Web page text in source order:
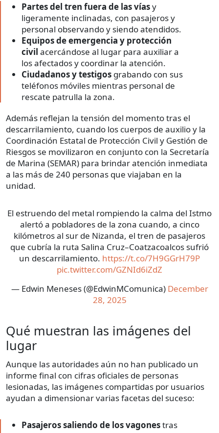
Partes del tren fuera de las víasy
ligeramente inclinadas, con pasajeros y
personal observando y siendo atendidos.
Equipos de emergencia y protección
civil acercándose al lugar para auxiliar a
los afectados y coordinar la atención.
Ciudadanos y testigos grabando con sus
teléfonos móviles mientras personal de
rescate patrulla la zona.
Además reflejan la tensión del momento tras el
descarrilamiento, cuando los cuerpos de auxilio y la
Coordinación Estatal de Protección Civil y Gestión de
Riesgos se movilizaron en conjunto con la Secretaría
de Marina (SEMAR) para brindar atención inmediata
a las más de 240 personas que viajaban en la
unidad.
El estruendo del metal rompiendo la calma del Istmo
alertó a pobladores de la zona cuando, a cinco
kilómetros al sur de Nizanda, el tren de pasajeros
que cubría la ruta Salina Cruz–Coatzacoalcos sufrió
un descarrilamiento. https://t.co/7H9GGrH79P
pic.twitter.com/GZNId6iZdZ
— Edwin Meneses (@EdwinMComunica) December
28, 2025
Qué muestran las imágenes del
lugar
Aunque las autoridades aún no han publicado un
informe final con cifras oficiales de personas
lesionadas, las imágenes compartidas por usuarios
ayudan a dimensionar varias facetas del suceso:
Pasajeros saliendo de los vagonestras